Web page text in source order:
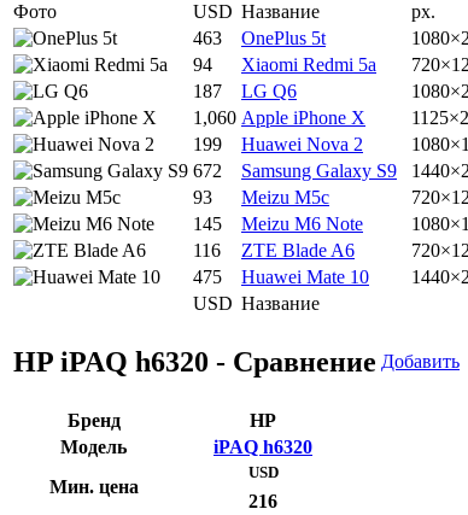
Фото
USD Название px.
USD Название
463 OnePlus 5t
94
Xiaomi Redmi 5a
187
LG Q6
1,060 Apple iPhone X
199
Huawei Nova 2
672
Samsung Galaxy S9
93
Meizu M5c
145
Meizu M6 Note
116
ZTE Blade A6
475
Huawei Mate 10
HP iPAQ h6320 - Сравнение Добавить
Бренд HP
Модель
iPAQ h6320
Мин. цена
USD
216